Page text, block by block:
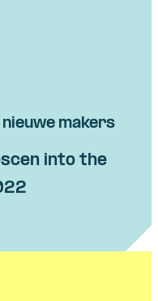
makers
into the